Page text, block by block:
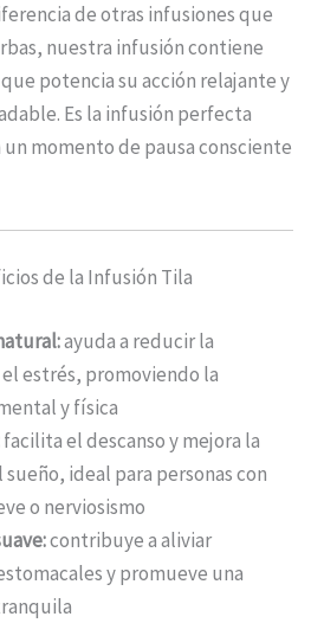
de otras infusiones que
nuestra infusión contiene
potencia su acción relajante y
Es la infusión perfecta
momento de pausa consciente
de la Infusión Tila
ayuda a reducir la
estrés, promoviendo la
y física
facilita el descanso y mejora la
ideal para personas con
o nerviosismo
contribuye a aliviar
y promueve una